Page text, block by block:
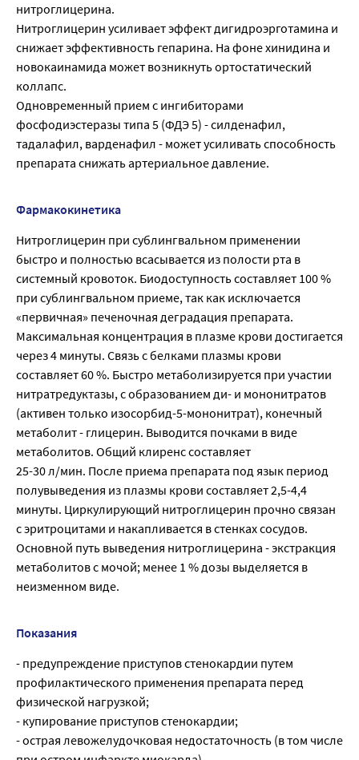
нитроглицерина.
Нитроглицерин усиливает эффект дигидроэрготамина и
снижает эффективность гепарина. На фоне хинидина и
новокаинамида может возникнуть ортостатический
коллапс.
Одновременный прием с ингибиторами
фосфодиэстеразы типа 5 (ФДЭ 5) - силденафил,
тадалафил, варденафил - может усиливать способность
препарата снижать артериальное давление.
Фармакокинетика
Нитроглицерин при сублингвальном применении
быстро и полностью всасывается из полости рта в
системный кровоток. Биодоступность составляет 100 %
при сублингвальном приеме, так как исключается
«первичная» печеночная деградация препарата.
Максимальная концентрация в плазме крови достигается
через 4 минуты. Связь с белками плазмы крови
составляет 60 %. Быстро метаболизируется при участии
нитратредуктазы, с образованием ди- и мононитратов
(активен только изосорбид-5-мононитрат), конечный
метаболит - глицерин. Выводится почками в виде
метаболитов. Общий клиренс составляет
25-30 л/мин. После приема препарата под язык период
полувыведения из плазмы крови составляет 2,5-4,4
минуты. Циркулирующий нитроглицерин прочно связан
с эритроцитами и накапливается в стенках сосудов.
Основной путь выведения нитроглицерина - экстракция
метаболитов с мочой; менее 1 % дозы выделяется в
неизменном виде.
Показания
- предупреждение приступов стенокардии путем
профилактического применения препарата перед
физической нагрузкой;
- купирование приступов стенокардии;
- острая левожелудочковая недостаточность (в том числе